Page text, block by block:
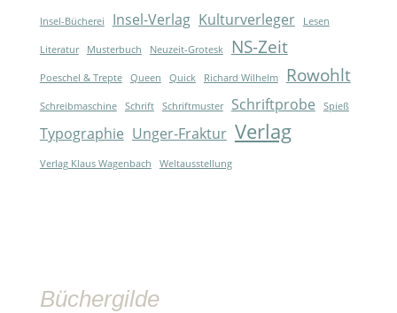
Insel-Bücherei Insel-Verlag Kulturverleger Lesen
Literatur Musterbuch Neuzeit-Grotesk NS-Zeit
Poeschel & Trepte Queen Quick Richard Wilhelm Rowohlt
Schreibmaschine Schrift Schriftmuster Schriftprobe Spieß
Typographie Unger-Fraktur Verlag
Verlag Klaus Wagenbach Weltausstellung
Büchergilde